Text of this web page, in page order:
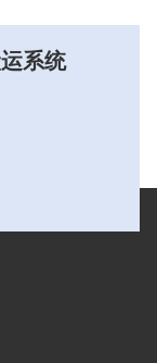
系统